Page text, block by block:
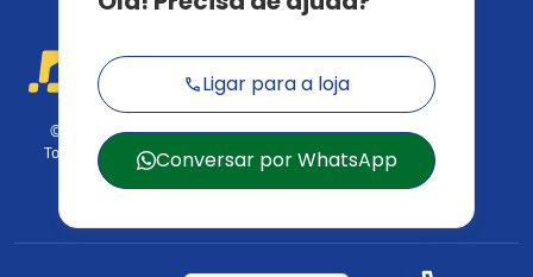
© 2026 Casa do Construtor.
Todos os direitos reservados.
CNPJ: 03.729.824/001-95